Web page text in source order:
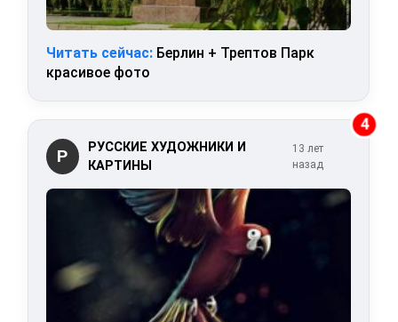
Читать сейчас: Берлин + Трептов Парк
красивое фото
4
Р
РУССКИЕ ХУДОЖНИКИ И
КАРТИНЫ
13 лет
назад